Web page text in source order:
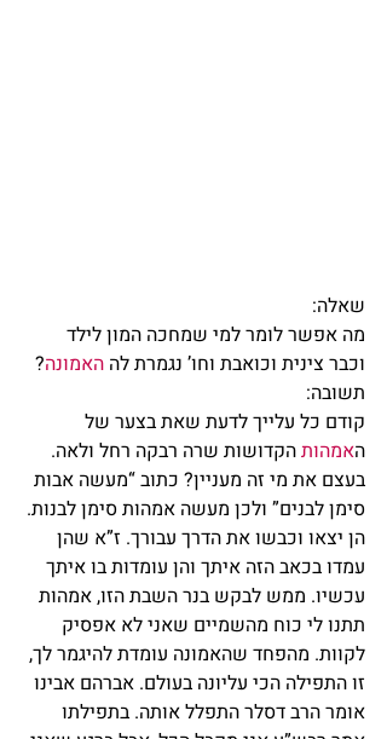
שאלה:
מה אפשר לומר למי שמחכה המון לילד
וכבר צינית וכואבת וחו’ נגמרת לה האמונה?
תשובה:
קודם כל עלייך לדעת שאת בצער של
האמהות הקדושות שרה רבקה רחל ולאה.
בעצם את מי זה מעניין? כתוב “מעשה אבות
סימן לבנים” ולכן מעשה אמהות סימן לבנות.
הן יצאו וכבשו את הדרך עבורך. ז”א שהן
עמדו בכאב הזה איתך והן עומדות בו איתך
עכשיו. ממש לבקש בנר השבת הזו, אמהות
תתנו לי כוח מהשמיים שאני לא אפסיק
לקוות. מהפחד שהאמונה עומדת להיגמר לך,
זו התפילה הכי עליונה בעולם. אברהם אבינו
אומר הרב דסלר התפלל אותה. בתפילתו